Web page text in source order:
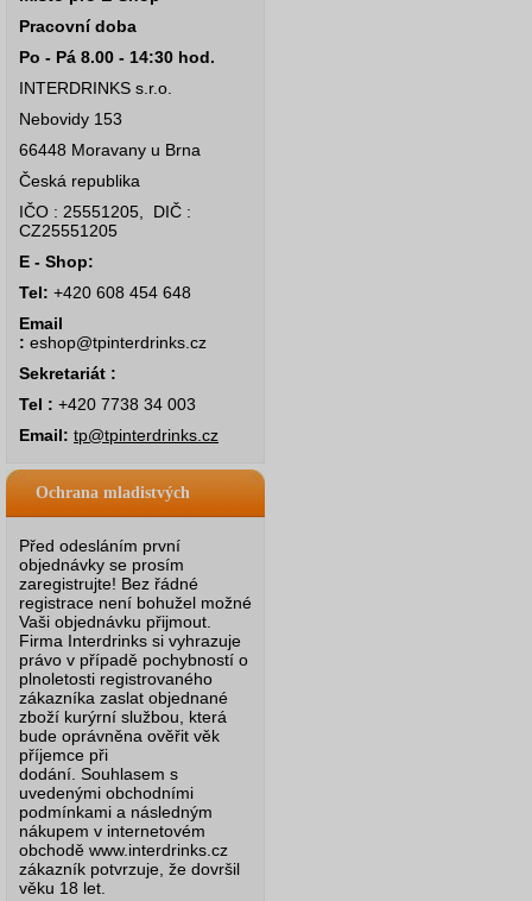
Pracovní doba
Po - Pá 8.00 - 14:30 hod.
INTERDRINKS s.r.o.
Nebovidy 153
66448 Moravany u Brna
Česká republika
IČO : 25551205, DIČ :
CZ25551205
E - Shop:
Tel: +420 608 454 648
Email
: eshop@tpinterdrinks.cz
Sekretariát :
Tel : +420 7738 34 003
Email: tp@tpinterdrinks.cz
Ochrana mladistvých
Před odesláním první
objednávky se prosím
zaregistrujte! Bez řádné
registrace není bohužel možné
Vaši objednávku přijmout.
Firma Interdrinks si vyhrazuje
právo v případě pochybností o
plnoletosti registrovaného
zákazníka zaslat objednané
zboží kurýrní službou, která
bude oprávněna ověřit věk
příjemce při
dodání. Souhlasem s
uvedenými obchodními
podmínkami a následným
nákupem v internetovém
obchodě www.interdrinks.cz
zákazník potvrzuje, že dovršil
věku 18 let.